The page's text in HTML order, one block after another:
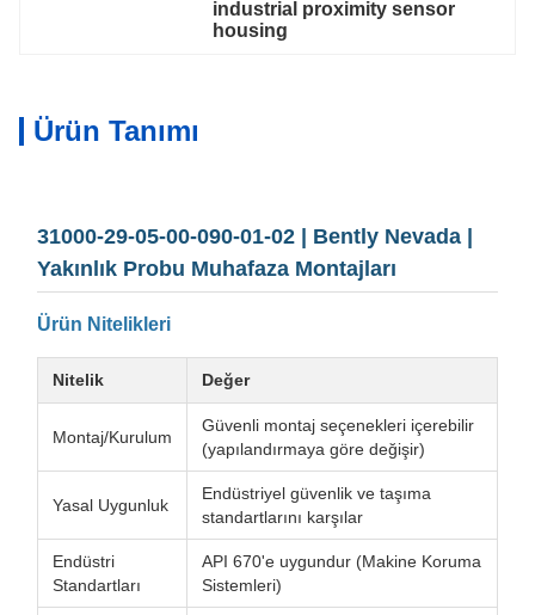
industrial proximity sensor
housing
Ürün Tanımı
31000-29-05-00-090-01-02 | Bently Nevada |
Yakınlık Probu Muhafaza Montajları
Ürün Nitelikleri
Nitelik Değer
Montaj/Kurulum
Güvenli montaj seçenekleri içerebilir
(yapılandırmaya göre değişir)
Yasal Uygunluk
Endüstriyel güvenlik ve taşıma
standartlarını karşılar
Endüstri
Standartları
API 670'e uygundur (Makine Koruma
Sistemleri)